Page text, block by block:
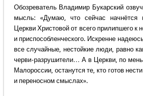
Обозреватель Владимир Букарский
мысль: «Думаю, что сейчас начнётся
Церкви Христовой от всего прилипшего к
и приспособленческого. Искренне
все случайные, нестойкие люди, равно
черви-разрушители… А в Церкви, по
Малороссии, останутся те, кто готов
и переносном смыслах».